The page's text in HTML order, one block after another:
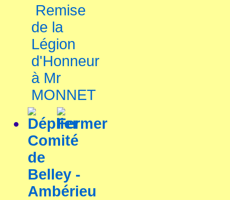
Remise
de la
Légion
d'Honneur
à Mr
MONNET
Comité
de
Belley -
Ambérieu